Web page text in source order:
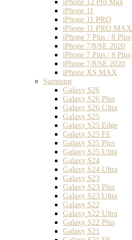
iPhone 11
iPhone 11 PRO
iPhone 11 PRO MAX
iPhone 7 Plus / 8 Plus
iPhone 7/8/SE 2020
iPhone 7 Plus / 8 Plus
iPhone 7/8/SE 2020
iPhone XS MAX
Samsung
Galaxy S26
Galaxy S26 Plus
Galaxy S26 Ultra
Galaxy S25
Galaxy S25 Edge
Galaxy S25 FE
Galaxy S25 Plus
Galaxy S25 Ultra
Galaxy S24
Galaxy S24 Ultra
Galaxy S23
Galaxy S23 Plus
Galaxy S23 Ultra
Galaxy S22
Galaxy S22 Ultra
Galaxy S22 Plus
Galaxy S21